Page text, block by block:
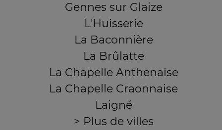
Gennes sur Glaize
L'Huisserie
La Baconnière
La Brûlatte
La Chapelle Anthenaise
La Chapelle Craonnaise
Laigné
> Plus de villes